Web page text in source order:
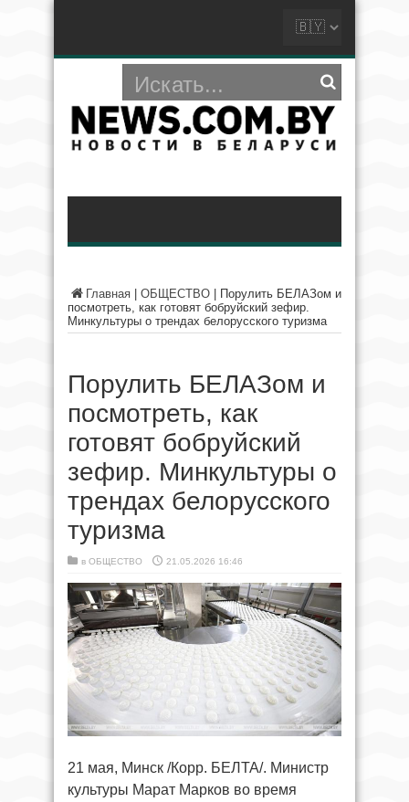
Главная ОБЩЕСТВО
Порулить БЕЛАЗом и
посмотреть, как готовят бобруйский зефир.
Минкультуры о трендах белорусского туризма
Порулить БЕЛАЗом и
посмотреть, как
готовят бобруйский
зефир. Минкультуры о
трендах белорусского
туризма
в ОБЩЕСТВО 21.05.2026 16:46
21 мая, Минск /Корр. БЕЛТА/. Министр
культуры Марат Марков во время